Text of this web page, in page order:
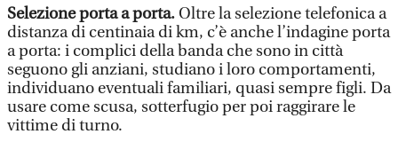
Selezione porta a porta. Oltre la selezione telefonica a
distanza di centinaia di km, c’è anche l’indagine porta
a porta: i complici della banda che sono in città
seguono gli anziani, studiano i loro comportamenti,
individuano eventuali familiari, quasi sempre figli. Da
usare come scusa, sotterfugio per poi raggirare le
vittime di turno.